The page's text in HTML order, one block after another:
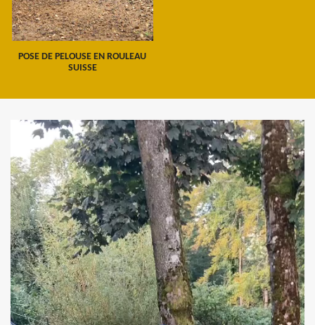
POSE DE PELOUSE EN ROULEAU
SUISSE